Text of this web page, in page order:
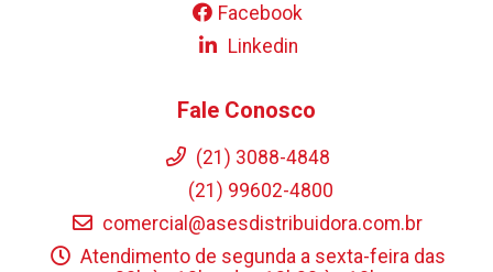
Facebook
Linkedin
Fale Conosco
(21) 3088-4848
(21) 99602-4800
comercial@asesdistribuidora.com.br
Atendimento de segunda a sexta-feira das